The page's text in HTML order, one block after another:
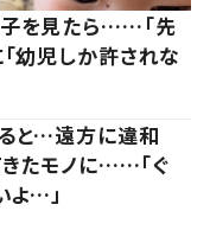
を見たら……「先
幼児しか許されな
と…遠方に違和
きたモノに……「ぐ
よ…」